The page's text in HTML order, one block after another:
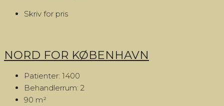
Skriv for pris
NORD FOR KØBENHAVN
Patienter: 1400
Behandlerrum: 2
90 m²